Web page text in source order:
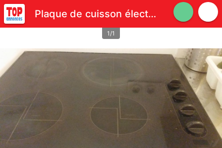
Plaque de cuisson électrique de marque SAUTER 4 feux
1/1